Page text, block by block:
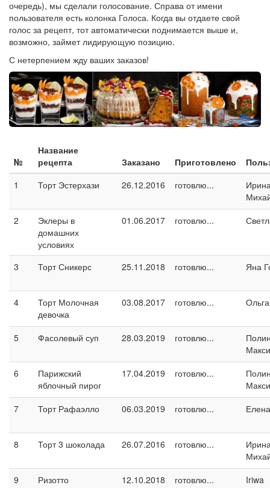
очередь), мы сделали голосование. Справа от имени
пользователя есть колонка Голоса. Когда вы отдаете свой
голос за рецепт, тот автоматически поднимается выше и,
возможно, займет лидирующую позицию.
С нетерпением жду ваших заказов!
№
Название
рецепта
Заказано Приготовлено
1
Торт Эстерхази 26.12.2016 готовлю...
2
Эклеры в
домашних
условиях
01.06.2017 готовлю...
3 Торт Сникерс 25.11.2018 готовлю... Яна
4
Торт Молочная
девочка
03.08.2017 готовлю...
5 Фасолевый суп 28.03.2019 готовлю...
6
Парижский
яблочный пирог
17.04.2019 готовлю...
7
Торт Рафаэлло 06.03.2019 готовлю... Елена
8 Торт 3 шоколада 26.07.2016 готовлю...
9
Ризотто 12.10.2018 готовлю... Iriwa